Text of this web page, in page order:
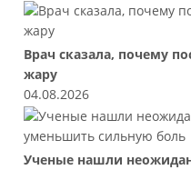
Врач сказала, почему
жару
04.08.2026
Ученые нашли